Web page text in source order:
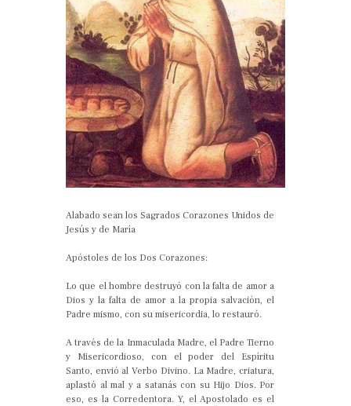
Alabado sean los Sagrados Corazones Unidos de
Jesús y de María
Apóstoles de los Dos Corazones:
Lo que el hombre destruyó con la falta de amor a
Dios y la falta de amor a la propia salvación, el
Padre mismo, con su misericordia, lo restauró.
A través de la Inmaculada Madre, el Padre Tierno
y Misericordioso, con el poder del Espíritu
Santo, envió al Verbo Divino. La Madre, criatura,
aplastó al mal y a satanás con su Hijo Dios. Por
eso, es la Corredentora. Y, el Apostolado es el